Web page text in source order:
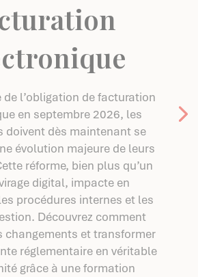
de l’obligation de facturation
en septembre 2026, les
doivent dès maintenant se
évolution majeure de leurs
réforme, bien plus qu’un
digital, impacte en
procédures internes et les
Découvrez comment
changements et transformer
réglementaire en véritable
grâce à une formation